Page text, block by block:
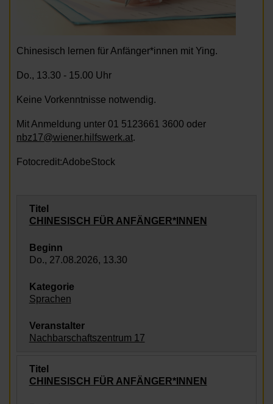
Chinesisch lernen für Anfänger*innen mit Ying.
Do., 13.30 - 15.00 Uhr
Keine Vorkenntnisse notwendig.
Mit Anmeldung unter 01 5123661 3600 oder
nbz17@wiener.hilfswerk.at.
Fotocredit:AdobeStock
CHINESISCH FÜR ANFÄNGER*INNEN
Do., 27.08.2026, 13.30
Sprachen
Nachbarschaftszentrum 17
CHINESISCH FÜR ANFÄNGER*INNEN